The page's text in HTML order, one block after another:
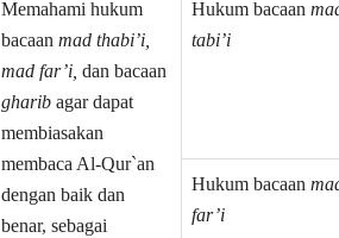
Memahami hukum
bacaan mad thabi’i,
mad far’i, dan bacaan
gharib agar dapat
membiasakan
membaca Al-Qur`an
dengan baik dan
benar, sebagai
Hukum bacaan
tabi’i
Hukum bacaan
far’i